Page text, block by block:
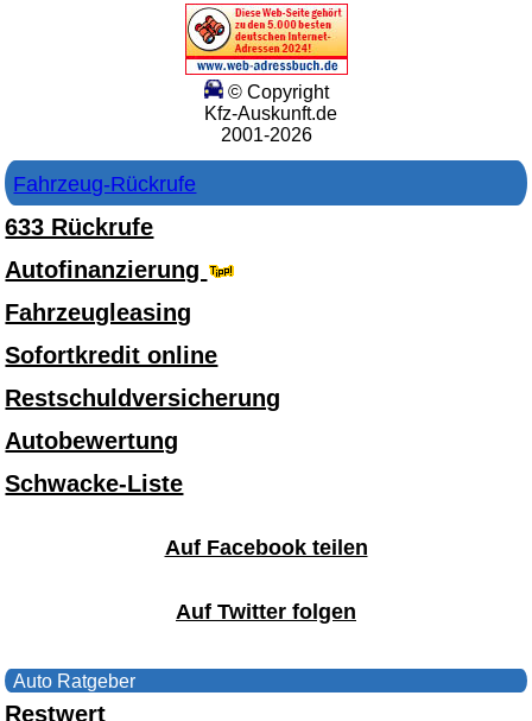
© Copyright
Kfz-Auskunft.de
2001-2026
Fahrzeug-Rückrufe
633 Rückrufe
Autofinanzierung
Fahrzeugleasing
Sofortkredit online
Restschuldversicherung
Autobewertung
Schwacke-Liste
Auf Facebook teilen
Auf Twitter folgen
Auto Ratgeber
Restwert